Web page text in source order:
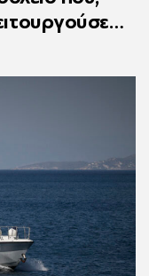
Συνελήφθη η